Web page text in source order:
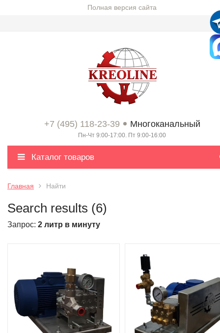
Полная версия сайта
+7 (495) 118-23-39 Многоканальный
Пн-Чт 9:00-17:00. Пт 9:00-16:00
Каталог товаров
Главная Найти
Search results (6)
Запрос: 2 литр в минуту